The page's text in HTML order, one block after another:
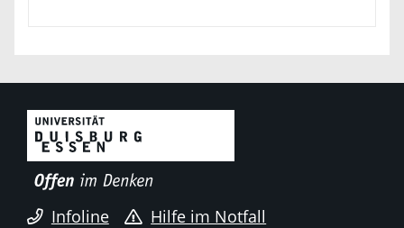
Infoline Hilfe im Notfall